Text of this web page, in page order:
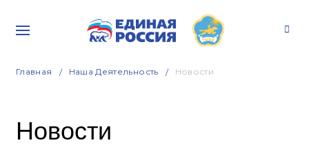
Главная Наша Деятельность Новости
Новости